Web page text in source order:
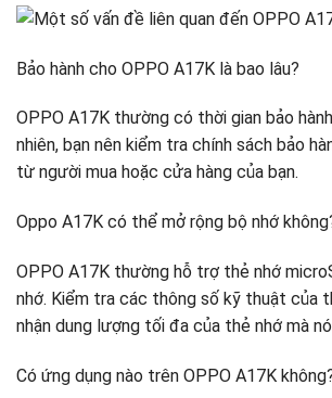
Bảo hành cho OPPO A17K là bao lâu?
OPPO A17K thường có thời gian bảo
nhiên, bạn nên kiểm tra chính sách bảo
từ người mua hoặc cửa hàng của bạn.
Oppo A17K có thể mở rộng bộ nhớ
OPPO A17K thường hỗ trợ thẻ nhớ
nhớ. Kiểm tra các thông số kỹ thuật của
nhận dung lượng tối đa của thẻ nhớ mà
Có ứng dụng nào trên OPPO A17K